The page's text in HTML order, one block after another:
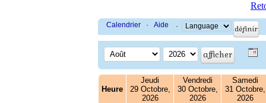
Calendrier · Aide ·
Heure
Jeudi
29 Octobre,
2026
Vendredi
30 Octobre,
2026
Samedi
31 Octobre,
2026